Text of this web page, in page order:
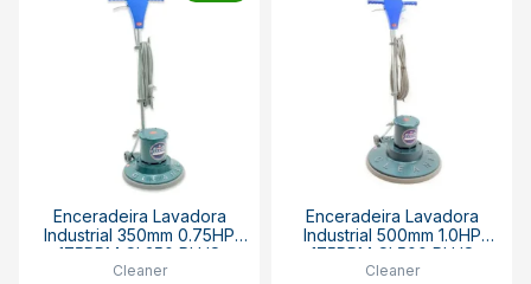
Enceradeira Lavadora
Industrial 350mm 0.75HP
175RPM CL350 PLUS
CLEANER
Cleaner
Enceradeira Lavadora
Industrial 500mm 1.0HP
175RPM CL500 PLUS
CLEANER
Cleaner